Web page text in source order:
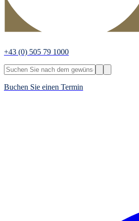
+43 (0) 505 79 1000
Buchen Sie einen Termin